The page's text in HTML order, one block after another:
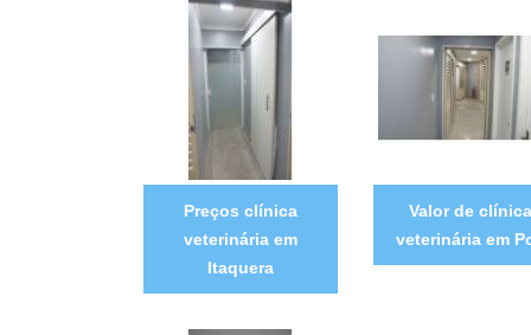
Preços clínica
veterinária em
Itaquera
Valor de clínica
veterinária em